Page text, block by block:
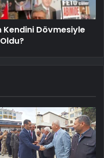
Kendini Dövmesiyle